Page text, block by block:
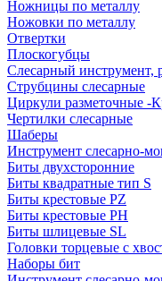
Ножницы по металлу
Ножовки по металлу
Отвертки
Плоскогубцы
Слесарный инструмент,
Струбцины слесарные
Циркули разметочные -
Чертилки слесарные
Шаберы
Инструмент слесарно-
Биты двухсторонние
Биты квадратные тип S
Биты крестовые РZ
Биты крестовые РН
Биты шлицевые SL
Головки торцевые с
Наборы бит